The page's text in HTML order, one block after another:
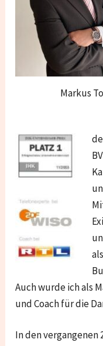
Markus
als
Auch wurde ich als
und Coach für die
In den vergangenen